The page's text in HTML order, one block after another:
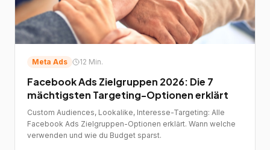
Meta Ads 12 Min.
Facebook Ads Zielgruppen 2026: Die 7
mächtigsten Targeting-Optionen erklärt
Custom Audiences, Lookalike, Interesse-Targeting: Alle
Facebook Ads Zielgruppen-Optionen erklärt. Wann welche
verwenden und wie du Budget sparst.